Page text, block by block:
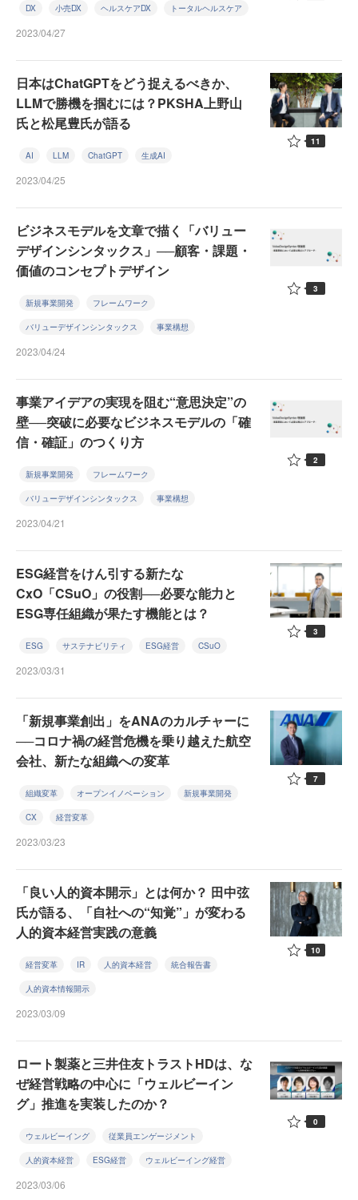
DX 小売DX ヘルスケアDX トータルヘルスケア
2023/04/27
日本はChatGPTをどう捉えるべきか、
LLMで勝機を掴むには？PKSHA上野山
氏と松尾豊氏が語る
AI LLM ChatGPT 生成AI
2023/04/25
11
ビジネスモデルを文章で描く「バリュー
デザインシンタックス」──顧客・課題・
価値のコンセプトデザイン
新規事業開発 フレームワーク
バリューデザインシンタックス 事業構想
2023/04/24
3
事業アイデアの実現を阻む“意思決定”の
壁──突破に必要なビジネスモデルの「確
信・確証」のつくり方
新規事業開発 フレームワーク
バリューデザインシンタックス 事業構想
2023/04/21
2
ESG経営をけん引する新たな
CxO「CSuO」の役割──必要な能力と
ESG専任組織が果たす機能とは？
ESG サステナビリティ ESG経営 CSuO
2023/03/31
3
「新規事業創出」をANAのカルチャーに
──コロナ禍の経営危機を乗り越えた航空
会社、新たな組織への変革
組織変革 オープンイノベーション 新規事業開発
CX 経営変革
2023/03/23
7
「良い人的資本開示」とは何か？ 田中弦
氏が語る、「自社への“知覚”」が変わる
人的資本経営実践の意義
経営変革 IR 人的資本経営 統合報告書
人的資本情報開示
2023/03/09
10
ロート製薬と三井住友トラストHDは、な
ぜ経営戦略の中心に「ウェルビーイン
グ」推進を実装したのか？
ウェルビーイング 従業員エンゲージメント
人的資本経営 ESG経営 ウェルビーイング経営
2023/03/06
0